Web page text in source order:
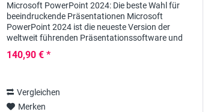
Microsoft PowerPoint 2024: Die beste Wahl für
beeindruckende Präsentationen Microsoft
PowerPoint 2024 ist die neueste Version der
weltweit führenden Präsentationssoftware und
um...
140,90 € *
Vergleichen
Merken